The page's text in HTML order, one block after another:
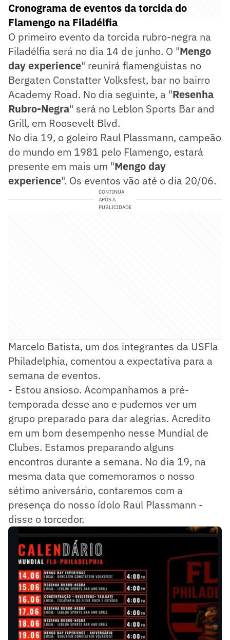
Cronograma de eventos da torcida do
Flamengo na Filadélfia
O primeiro evento da torcida rubro-negra na
Filadélfia será no dia 14 de junho. O "Mengo
day experience" reunirá flamenguistas no
Bergaten Constatter Volksfest, bar no bairro
Academy Road. No dia seguinte, a "Resenha
Rubro-Negra" será no Leblon Sports Bar and
Grill, em Roosevelt Blvd.
No dia 19, o goleiro Raul Plassmann, campeão
do mundo em 1981 pelo Flamengo, estará
presente em mais um "Mengo day
experience". Os eventos vão até o dia 20/06.
CONTINUA
APÓS A
PUBLICIDADE
Marcelo Batista, um dos integrantes da USFla
Philadelphia, comentou a expectativa para a
semana de eventos.
- Estou ansioso. Acompanhamos a pré-
temporada desse ano e pudemos ver um
grupo preparado para dar alegrias. Acredito
em um bom desempenho nesse Mundial de
Clubes. Estamos preparando alguns
encontros durante a semana. No dia 19, na
mesma data que comemoramos o nosso
sétimo aniversário, contaremos com a
presença do nosso ídolo Raul Plassmann -
disse o torcedor.